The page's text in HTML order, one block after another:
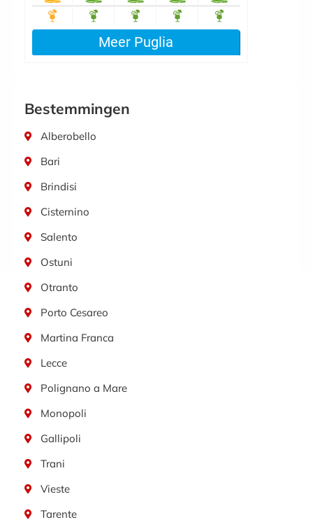
Bestemmingen
Alberobello
Bari
Brindisi
Cisternino
Salento
Ostuni
Otranto
Porto Cesareo
Martina Franca
Lecce
Polignano a Mare
Monopoli
Gallipoli
Trani
Vieste
Tarente